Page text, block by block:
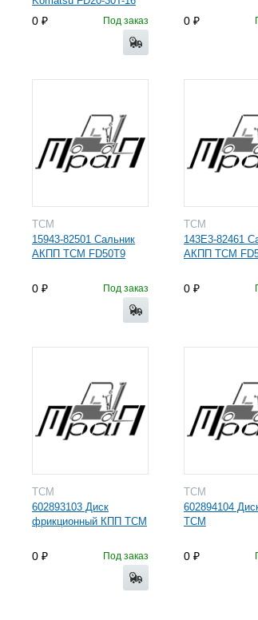
0 Под заказ 0
TCM
15943-82501 Сальник
АКПП ТСМ FD50T9
0 Под заказ
TCM
143E3-82461
АКПП ТСМ
0
TCM
602893103 Диск
фрикционный КПП TCM
0 Под заказ
TCM
602894104
TCM
0